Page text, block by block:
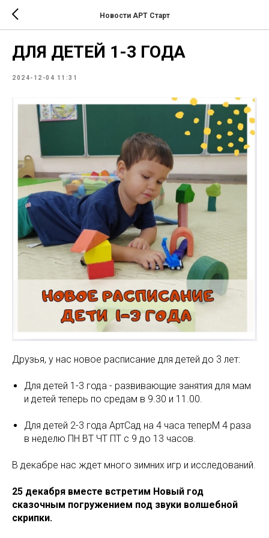
Новости АРТ Старт
ДЛЯ ДЕТЕЙ 1-3 ГОДА
2024-12-04 11:31
Друзья, у нас новое расписание для детей до 3 лет:
Для детей 1-3 года - развивающие занятия для мам
и детей теперь по средам в 9.30 и 11.00.
Для детей 2-3 года АртСад на 4 часа теперM 4 раза
в неделю ПН ВТ ЧТ ПТ с 9 до 13 часов.
В декабре нас ждет много зимних игр и исследований.
25 декабря вместе встретим Новый год
сказочным погружением под звуки волшебной
скрипки.